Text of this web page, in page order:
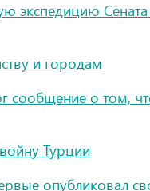
экспедицию Сената
и городам
сообщение о том,
Турции
опубликовал